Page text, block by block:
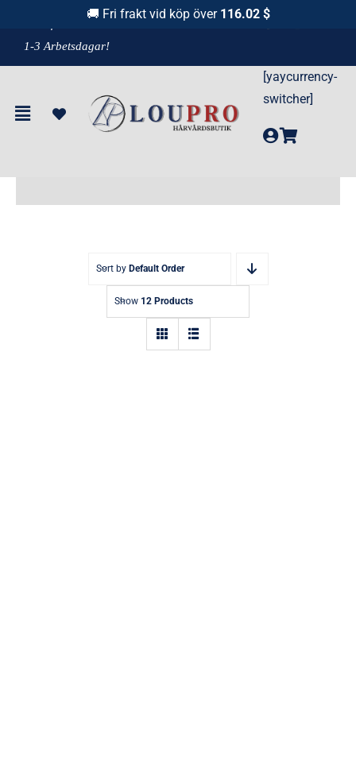
innehållet
& Leverans
1-3 Arbetsdagar!
[yaycurrency-
switcher]
Verktyg
Sort by Default Order
Show 12 Products
🚚 Fri frakt vid köp över 116.02 $